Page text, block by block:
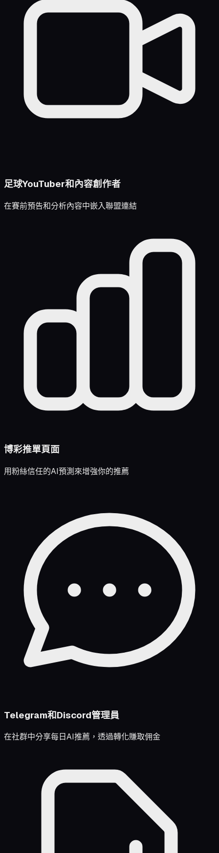
足球YouTuber和內容創作者
在賽前預告和分析內容中嵌入聯盟連結
博彩推單頁面
用粉絲信任的AI預測來增強你的推薦
Telegram和Discord管理員
在社群中分享每日AI推薦，透過轉化賺取佣金